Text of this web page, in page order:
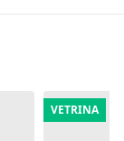
VETRINA